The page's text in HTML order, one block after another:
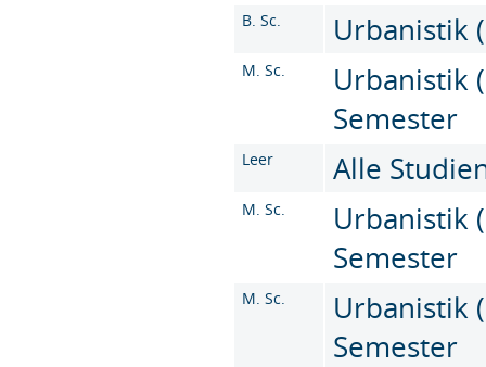
B. Sc. Urbanistik
M. Sc.
Urbanistik
Semester
Leer Alle
M. Sc.
Urbanistik
Semester
M. Sc.
Urbanistik
Semester